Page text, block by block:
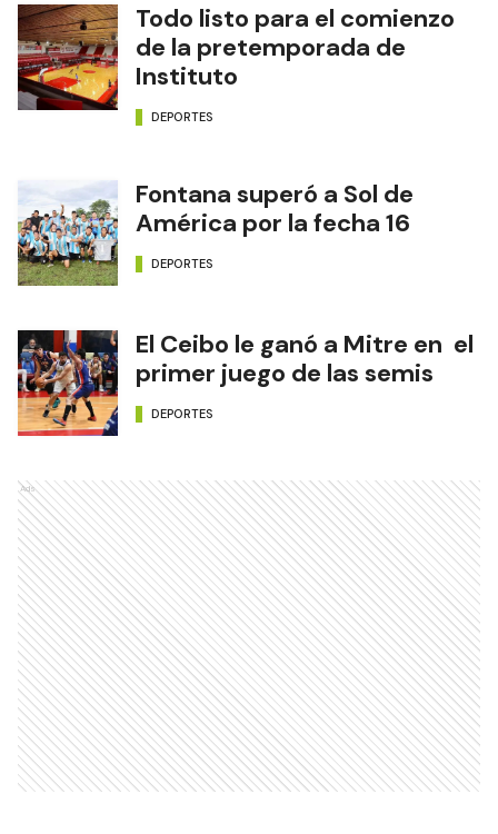
Todo listo para el comienzo
de la pretemporada de
Instituto
DEPORTES
Fontana superó a Sol de
América por la fecha 16
DEPORTES
El Ceibo le ganó a Mitre en el
primer juego de las semis
DEPORTES
Ads